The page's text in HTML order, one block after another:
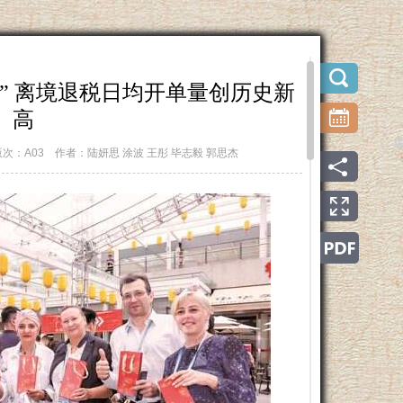
离境退税日均开单量创历史新
高
次：A03 作者：陆妍思 涂波 王彤 毕志毅 郭思杰